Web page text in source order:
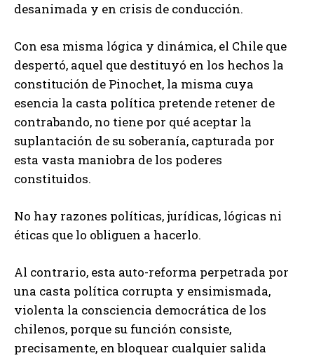
desanimada y en crisis de conducción.
Con esa misma lógica y dinámica, el Chile que
despertó, aquel que destituyó en los hechos la
constitución de Pinochet, la misma cuya
esencia la casta política pretende retener de
contrabando, no tiene por qué aceptar la
suplantación de su soberanía, capturada por
esta vasta maniobra de los poderes
constituidos.
No hay razones políticas, jurídicas, lógicas ni
éticas que lo obliguen a hacerlo.
Al contrario, esta auto-reforma perpetrada por
una casta política corrupta y ensimismada,
violenta la consciencia democrática de los
chilenos, porque su función consiste,
precisamente, en bloquear cualquier salida